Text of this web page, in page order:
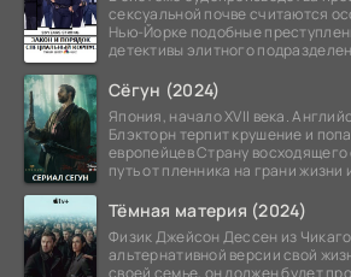
сексуальной почве считаются
Нью-Йорке подобные
детективы элитного
Сёгун (2024)
Япония, начало XVII века.
Блэкторн терпит крушение и
европейцев Страну
путь от пленника на грани жизни
Тёмная материя (2024)
Физик Джейсон Дессен из
альтернативной версии свой